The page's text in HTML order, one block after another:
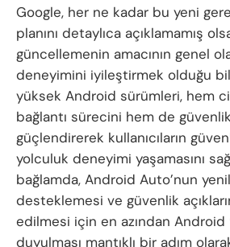
Google, her ne kadar bu yeni
planını detaylıca açıklamamış
güncellemenin amacının genel
deneyimini iyileştirmek olduğu
yüksek Android sürümleri, hem
bağlantı sürecini hem de
güçlendirerek kullanıcıların
yolculuk deneyimi yaşamasını
bağlamda, Android Auto’nun
desteklemesi ve güvenlik
edilmesi için en azından Android
duyulması mantıklı bir adım